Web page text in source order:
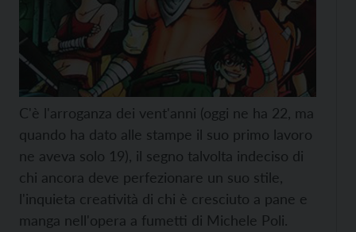
C'è l'arroganza dei vent'anni (oggi ne ha 22, ma
quando ha dato alle stampe il suo primo lavoro
ne aveva solo 19), il segno talvolta indeciso di
chi ancora deve perfezionare un suo stile,
l'inquieta creatività di chi è cresciuto a pane e
manga nell'opera a fumetti di Michele Poli.